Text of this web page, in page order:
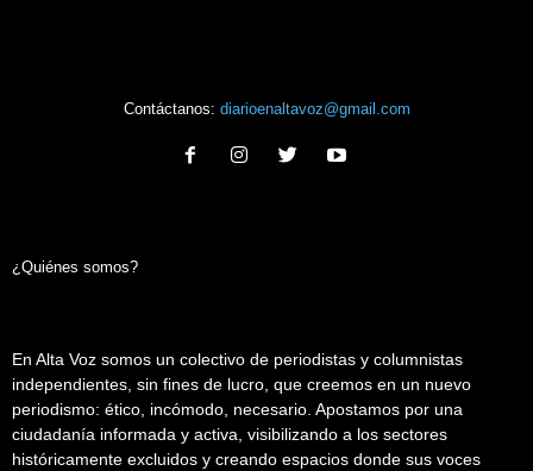
Contáctanos: diarioenaltavoz@gmail.com
¿Quiénes somos?
En Alta Voz somos un colectivo de periodistas y columnistas
independientes, sin fines de lucro, que creemos en un nuevo
periodismo: ético, incómodo, necesario. Apostamos por una
ciudadanía informada y activa, visibilizando a los sectores
históricamente excluidos y creando espacios donde sus voces